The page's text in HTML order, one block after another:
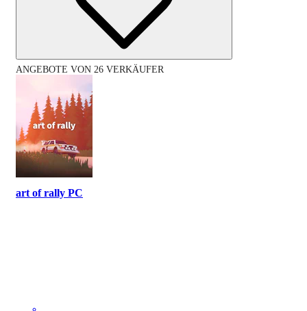
ANGEBOTE VON 26 VERKÄUFER
art of rally PC